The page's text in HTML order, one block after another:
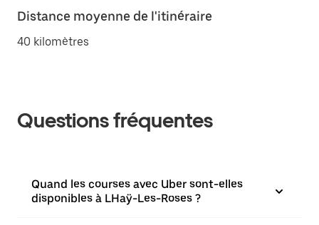
Distance moyenne de l'itinéraire
40 kilomètres
Questions fréquentes
Quand les courses avec Uber sont-elles
disponibles à LHaÿ-Les-Roses ?